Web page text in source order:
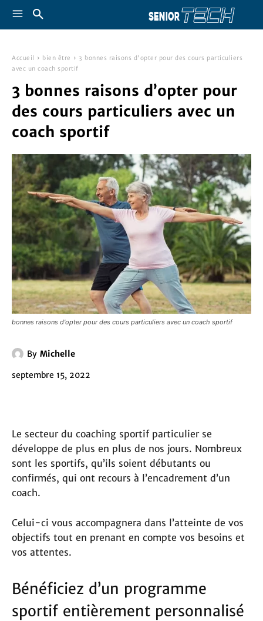
Accueil bien être
3 bonnes raisons d'opter pour des cours particuliers
avec un coach sportif
3 bonnes raisons d’opter pour
des cours particuliers avec un
coach sportif
bonnes raisons d'opter pour des cours particuliers avec un coach sportif
By Michelle
septembre 15, 2022
Le secteur du coaching sportif particulier se
développe de plus en plus de nos jours. Nombreux
sont les sportifs, qu’ils soient débutants ou
confirmés, qui ont recours à l’encadrement d’un
coach.
Celui-ci vous accompagnera dans l’atteinte de vos
objectifs tout en prenant en compte vos besoins et
vos attentes.
Bénéficiez d’un programme
sportif entièrement personnalisé